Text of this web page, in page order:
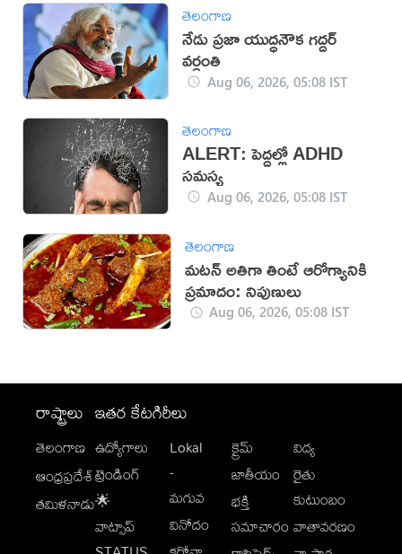
తెలంగాణ
నేడు ప్రజా యుద్ధనౌక గద్దర్
వర్ధంతి
Aug 06, 2026, 05:08 IST
తెలంగాణ
ALERT: పెద్దల్లో ADHD
సమస్య
Aug 06, 2026, 05:08 IST
తెలంగాణ
మటన్ అతిగా తింటే ఆరోగ్యానికి
ప్రమాదం: నిపుణులు
Aug 06, 2026, 05:08 IST
రాష్ట్రాలు
తెలంగాణ
ఆంధ్రప్రదేశ్
తమిళనాడు
ఇతర కేటగిరీలు
ఉద్యోగాలు
ట్రెండింగ్
🌟
వాట్సాప్
Lokal
-
మగువ
వినోదం
క్రైమ్
జాతీయం
భక్తి
సమాచారం
విద్య
రైతు
కుటుంబం
వాతావరణం